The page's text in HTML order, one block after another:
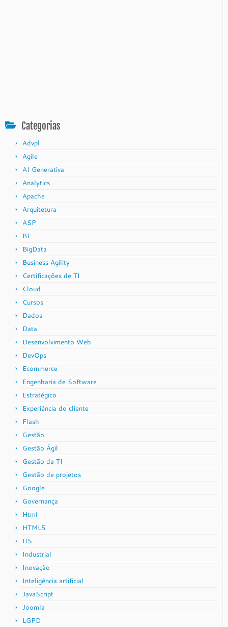
Categorias
Advpl
Agile
AI Generativa
Analytics
Apache
Arquitetura
ASP
BI
BigData
Business Agility
Certificações de TI
Cloud
Cursos
Dados
Data
Desenvolvimento Web
DevOps
Ecommerce
Engenharia de Software
Estratégico
Experiência do cliente
Flash
Gestão
Gestão Ágil
Gestão da TI
Gestão de projetos
Google
Governança
Html
HTML5
IIS
Industrial
Inovação
Inteligência artificial
JavaScript
Joomla
LGPD